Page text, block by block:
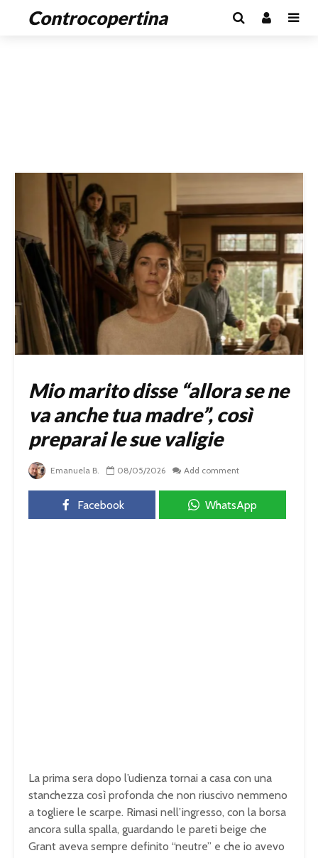
Controcopertina
Mio marito disse “allora se ne
va anche tua madre”, così
preparai le sue valigie
Emanuela B. 08/05/2026 Add comment
Facebook WhatsApp
La prima sera dopo l’udienza tornai a casa con una
stanchezza così profonda che non riuscivo nemmeno
a togliere le scarpe. Rimasi nell’ingresso, con la borsa
ancora sulla spalla, guardando le pareti beige che
Grant aveva sempre definito “neutre” e che io avevo